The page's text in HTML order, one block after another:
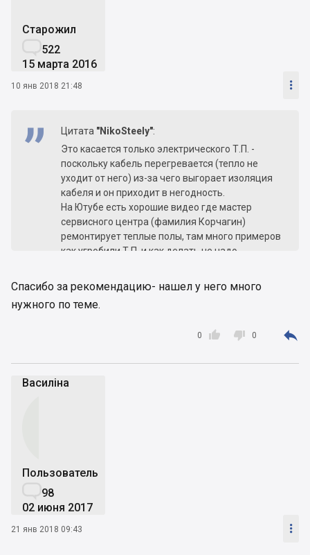
Старожил
522
15 марта 2016
10 янв 2018 21:48 
Цитата "NikoSteely":
Это касается только электрического Т.П. -
поскольку кабель перегревается (тепло не
уходит от него) из-за чего выгорает изоляция
кабеля и он приходит в негодность.
На Ютубе есть хорошие видео где мастер
сервисного центра (фамилия Корчагин)
ремонтирует теплые полы, там много примеров
как угробили Т.П. и как делать не надо.
Спасибо за рекомендацию- нашел у него много
нужного по теме.

0  0 
Василіна
Пользователь
98
02 июня 2017
21 янв 2018 09:43 